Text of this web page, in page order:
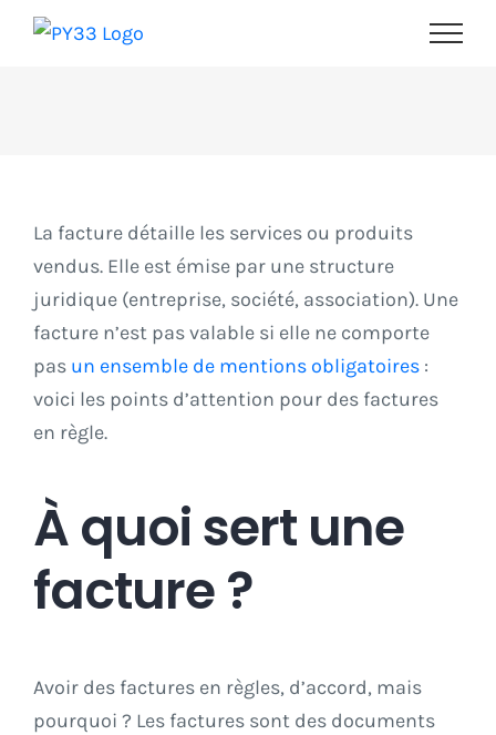
Passer
La facture détaille les services ou produits
vendus. Elle est émise par une structure
juridique (entreprise, société, association). Une
facture n’est pas valable si elle ne comporte
pas un ensemble de mentions obligatoires :
voici les points d’attention pour des factures
en règle.
À quoi sert une
facture ?
Avoir des factures en règles, d’accord, mais
pourquoi ? Les factures sont des documents